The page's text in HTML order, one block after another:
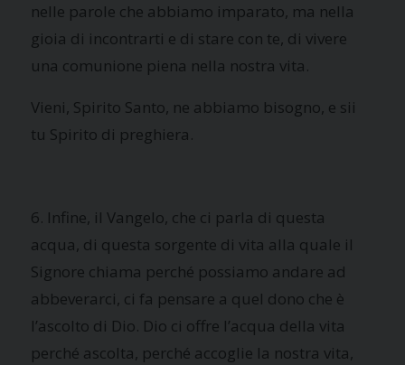
nelle parole che abbiamo imparato, ma nella
gioia di incontrarti e di stare con te, di vivere
una comunione piena nella nostra vita.
Vieni, Spirito Santo, ne abbiamo bisogno, e sii
tu Spirito di preghiera.
6. Infine, il Vangelo, che ci parla di questa
acqua, di questa sorgente di vita alla quale il
Signore chiama perché possiamo andare ad
abbeverarci, ci fa pensare a quel dono che è
l’ascolto di Dio. Dio ci offre l’acqua della vita
perché ascolta, perché accoglie la nostra vita,